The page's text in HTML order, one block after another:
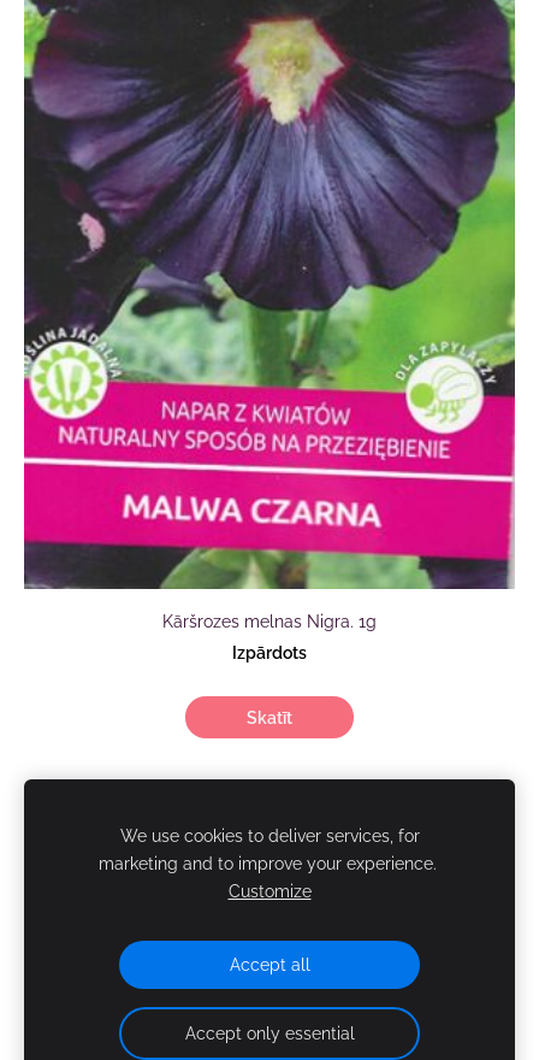
Kāršrozes melnas Nigra. 1g
Izpārdots
Skatīt
KONTAKTI PIEGĀDE
We use cookies to deliver services, for
marketing and to improve your experience.
Customize
Accept all
Accept only essential